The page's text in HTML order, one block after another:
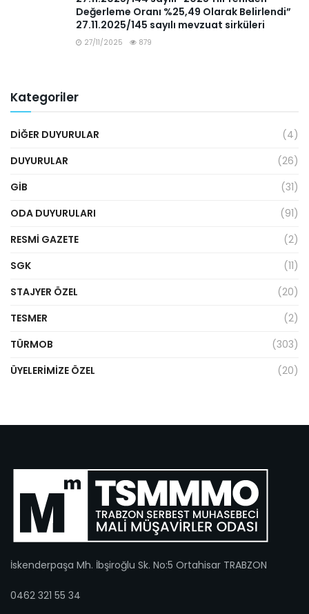
Değerleme Oranı %25,49 Olarak Belirlendi”
27.11.2025/145 sayılı mevzuat sirküleri
27/11/2025 879
Kategoriler
DIĞER DUYURULAR
(4)
DUYURULAR
(26)
GİB
(31)
ODA DUYURULARI
(91)
RESMI GAZETE
(2)
SGK
(11)
STAJYER ÖZEL
(20)
TESMER
(2)
TÜRMOB
(303)
ÜYELERIMIZE ÖZEL
(20)
İskenderpaşa Mh. İbşiroğlu Sk. No:5 Ortahisar TRABZON
0462 321 55 34